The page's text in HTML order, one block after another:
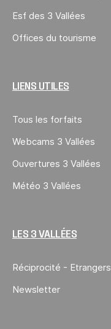
Esf des 3 Vallées
Offices du tourisme
LIENS UTILES
Tous les forfaits
Webcams 3 Vallées
Ouvertures 3 Vallées
Météo 3 Vallées
LES 3 VALLÉES
Réciprocité - Etrangers
Newsletter